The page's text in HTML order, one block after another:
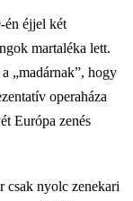
én éjjel két
martaléka lett.
„madárnak”, hogy
operaháza
Európa zenés
csak nyolc zenekari